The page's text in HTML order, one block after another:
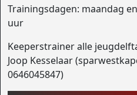
Trainingsdagen: maandag
uur
Keeperstrainer alle
Joop Kesselaar
0646045847)